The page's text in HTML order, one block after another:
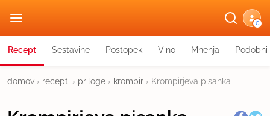
G
Recept Sestavine Postopek Vino Mnenja
domov › recepti › priloge › krompir › Krompirjeva pisanka